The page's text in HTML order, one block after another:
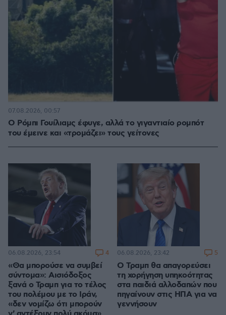
Ο Ρόμπι Γουίλιαμς έφυγε, αλλά το γιγαντιαίο ρομπότ
του έμεινε και «τρομάζει» τους γείτονες
07.08.2026, 00:57
«Θα μπορούσε να συμβεί
σύντομα»: Αισιόδοξος
ξανά ο Τραμπ για το τέλος
του πολέμου με το Ιράν,
«δεν νομίζω ότι μπορούν
06.08.2026, 23:54 4
Ο Τραμπ θα απαγορεύσει
τη χορήγηση υπηκοότητας
στα παιδιά αλλοδαπών που
πηγαίνουν στις ΗΠΑ για να
γεννήσουν
06.08.2026, 23:42 5